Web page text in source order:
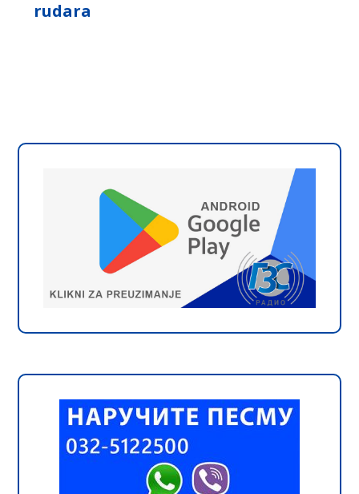
rudara